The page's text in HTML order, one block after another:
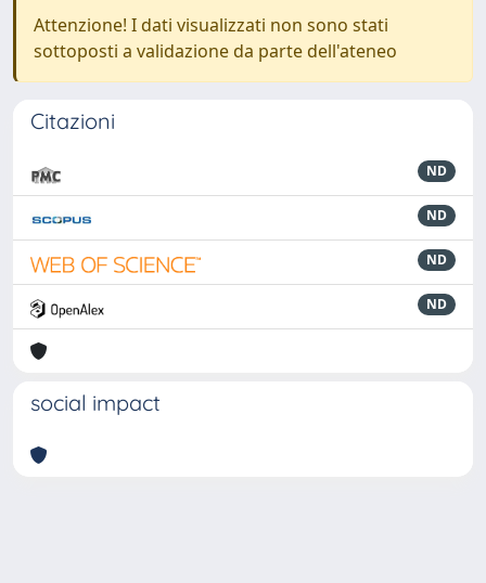
Attenzione! I dati visualizzati non sono stati
sottoposti a validazione da parte dell'ateneo
Citazioni
ND
ND
ND
ND
social impact